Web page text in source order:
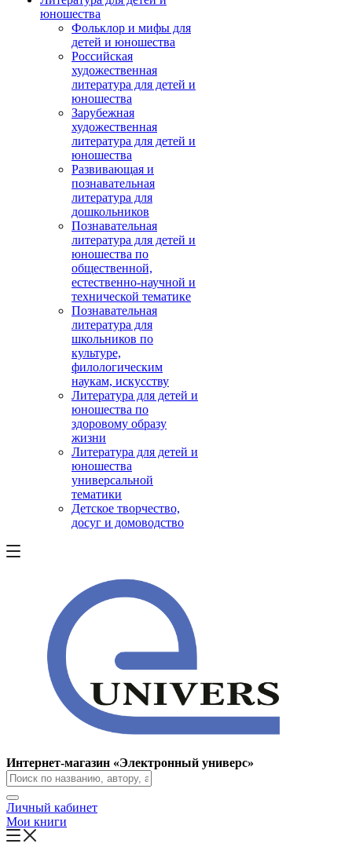
юношества
Фольклор и мифы для
детей и юношества
Российская
художественная
литература для детей и
юношества
Зарубежная
художественная
литература для детей и
юношества
Развивающая и
познавательная
литература для
дошкольников
Познавательная
литература для детей и
юношества по
общественной,
естественно-научной и
технической тематике
Познавательная
литература для
школьников по
культуре,
филологическим
наукам, искусству
Литература для детей и
юношества по
здоровому образу
жизни
Литература для детей и
юношества
универсальной
тематики
Детское творчество,
досуг и домоводство
Интернет-магазин «Электронный универс»
Личный кабинет
Мои книги